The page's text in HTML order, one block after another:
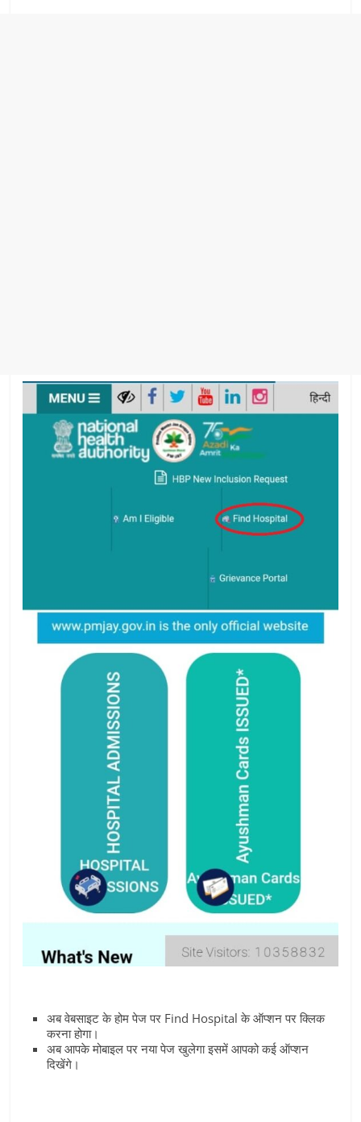
अब वेबसाइट के होम पेज पर Find Hospital के ऑप्‍शन पर क्लिक
करना होगा।
अब आपके मोबाइल पर नया पेज खुलेगा इसमें आपको कई ऑप्‍शन
दिखेंगे।